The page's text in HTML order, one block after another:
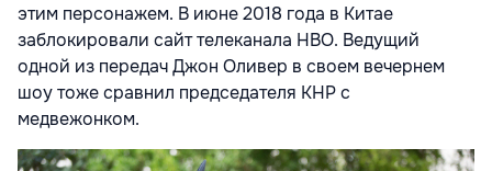
этим персонажем. В июне 2018 года в Китае
заблокировали сайт телеканала HBO. Ведущий
одной из передач Джон Оливер в своем вечернем
шоу тоже сравнил председателя КНР с
медвежонком.